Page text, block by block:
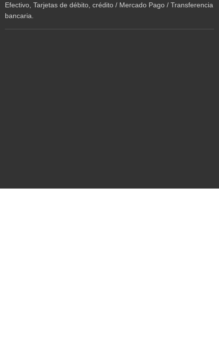
Efectivo, Tarjetas de débito, crédito / Mercado Pago / Transferencia
bancaria.